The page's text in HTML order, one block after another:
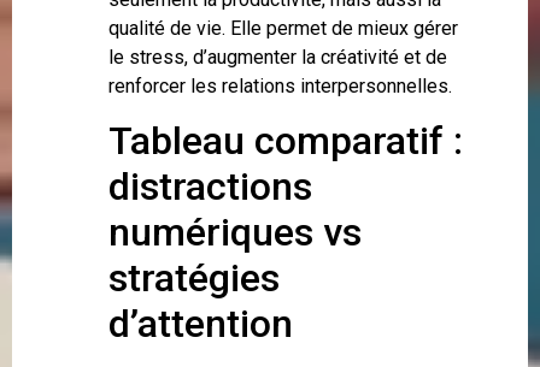
qualité de vie. Elle permet de mieux gérer
le stress, d’augmenter la créativité et de
renforcer les relations interpersonnelles.
Tableau comparatif :
distractions
numériques vs
stratégies
d’attention